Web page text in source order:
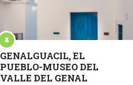
GENALGUACIL, EL
PUEBLO-MUSEO DEL
VALLE DEL GENAL